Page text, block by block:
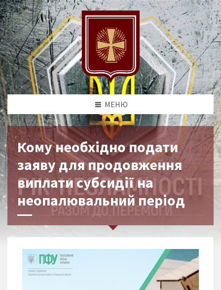
МЕНЮ
Кому необхідно подати
заяву для продовження
виплати субсидії на
неопалювальний період